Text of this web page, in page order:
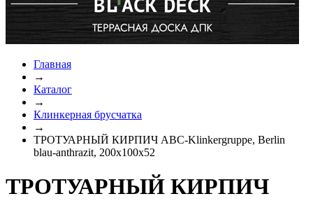
Главная
→
Каталог
→
Клинкерная брусчатка
→
ТРОТУАРНЫЙ КИРПИЧ ABC-Klinkergruppe, Berlin
blau-anthrazit, 200х100х52
ТРОТУАРНЫЙ КИРПИЧ